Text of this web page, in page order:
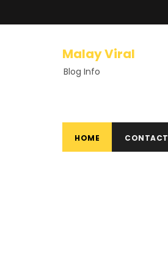
Malay Viral
Blog Info
HOME CONTACT